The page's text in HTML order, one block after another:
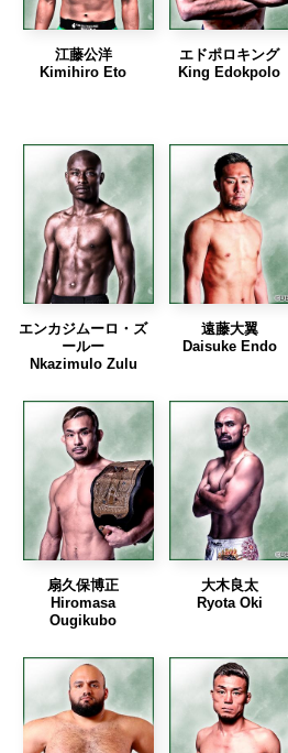
江藤公洋
Kimihiro Eto
エドポロキング
King Edokpolo
エンカジムーロ・ズ
ールー
Nkazimulo Zulu
遠藤大翼
Daisuke Endo
扇久保博正
Hiromasa
Ougikubo
大木良太
Ryota Oki